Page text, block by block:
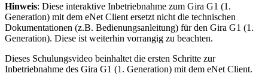
Hinweis: Diese interaktive Inbetriebnahme zum Gira G1 (1.
Generation) mit dem eNet Client ersetzt nicht die technischen
Dokumentationen (z.B. Bedienungsanleitung) für den Gira G1 (1.
Generation). Diese ist weiterhin vorrangig zu beachten.
Dieses Schulungsvideo beinhaltet die ersten Schritte zur
Inbetriebnahme des Gira G1 (1. Generation) mit dem eNet Client.